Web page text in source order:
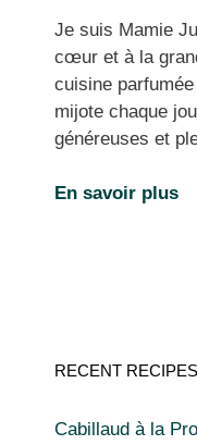
Je suis Mamie
cœur et à la
cuisine
mijote chaque
généreuses et
En savoir plus
RECENT RECIPES
Cabillaud à la